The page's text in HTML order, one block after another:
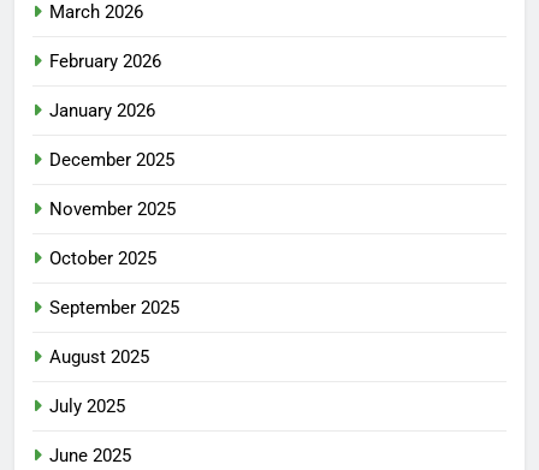
March 2026
February 2026
January 2026
December 2025
November 2025
October 2025
September 2025
August 2025
July 2025
June 2025